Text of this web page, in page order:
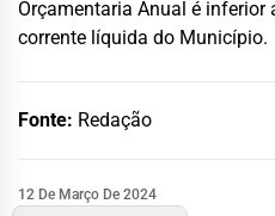
Orçamentaria Anual é inferior
corrente líquida do Município.
Fonte: Redação
12 De Março De 2024